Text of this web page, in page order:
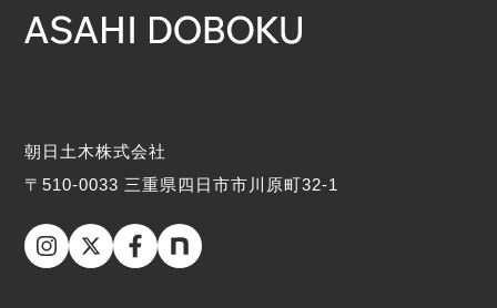
朝日土木株式会社
〒510-0033 三重県四日市市川原町32-1